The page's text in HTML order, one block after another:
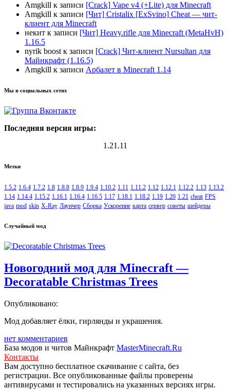
Amgkill к записи [Crack] Vape v4 (+Lite) для Minecraft
Amgkill к записи [Чит] Cristalix [ExSvino] Cheat — чит-
клиент для Minecraft
некит к записи [Чит] Heavy.rifle для Minecraft (MetaHvH)
1.16.5
nyrik boostк записи [Crack] Чит-клиент Nursultan для
Майнкрафт (1.16.5)
Amgkill к записи Арбалет в Minecraft 1.14
Мы в социальных сетях
Последняя версия игры:
1.21.11
Метки
1.5.2 1.6.4 1.7.2 1.8 1.8.8 1.8.9 1.9.4 1.10.2 1.11 1.11.2 1.12 1.12.1 1.12.2 1.13 1.13.2
1.14 1.14.4 1.15.2 1.16.1 1.16.4 1.16.5 1.17 1.18.1 1.18.2 1.19 1.20 1.21 cheat FPS
java mod skin X-Ray Лаунчер Сборка Ускорение карта сервер советы шейдеры
Случайный мод
Новогодний мод для Minecraft —
Decoratable Christmas Trees
Опубликовано:
Мод добавляет ёлки, гирлянды и украшения.
нет комментариев
База модов и читов Майнкрафт MasterMinecraft.Ru
Контакты
Вам доступно бесплатное скачивание с сайта, без
регистрации. Все опубликованные файлы проверены
антивирусами и тестировались на указанных версиях игры.